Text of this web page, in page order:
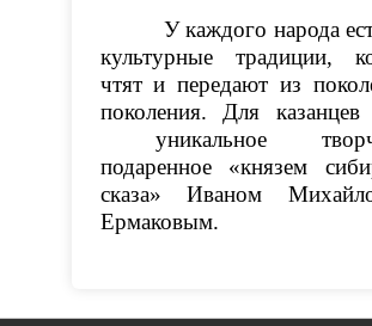
У каждого народа
культурные традиции,
чтят и передают из
поколения. Для
уникальное
подаренное «князем
сказа» Иваном
Ермаковым.